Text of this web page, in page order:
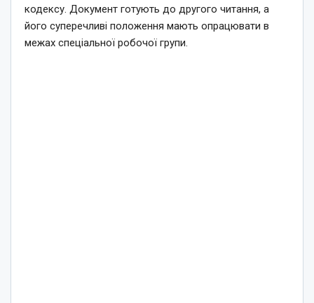
кодексу. Документ готують до другого читання, а
його суперечливі положення мають опрацювати в
межах спеціальної робочої групи.